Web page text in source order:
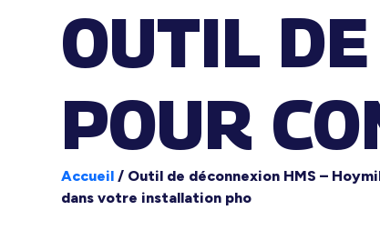
OUTIL
POUR
Accueil / Outil de déconnexion HMS –
dans votre installation pho